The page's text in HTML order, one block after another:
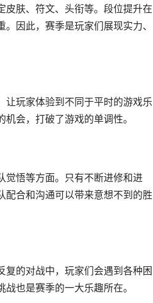
皮肤、符文、头衔等。段位提升在
因此，赛季是玩家们展现实力、
让玩家体验到不同于平时的游戏乐
会，打破了游戏的单调性。
觉悟等方面。只有不断进修和进
配合和沟通可以带来意想不到的胜
的对战中，玩家们会遇到各种困
也是赛季的一大乐趣所在。